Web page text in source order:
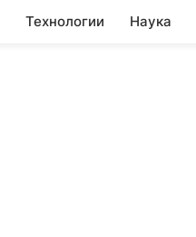
Технологии Наука